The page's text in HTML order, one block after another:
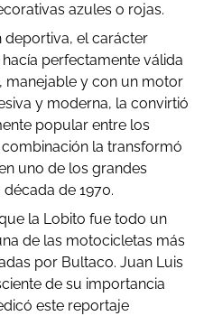
azules o rojas.
deportiva, el carácter
perfectamente válida
manejable y con un motor
y moderna, la convirtió
popular entre los
la transformó
uno de los grandes
de 1970.
la Lobito fue todo un
de las motocicletas más
por Bultaco. Juan Luis
de su importancia
este reportaje